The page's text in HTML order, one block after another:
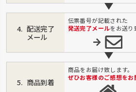
配送完了
メール
伝票番号が記載された
発送完了メールをお送り
商品到着
商品をお届け致します。
ぜひお客様のご感想をお